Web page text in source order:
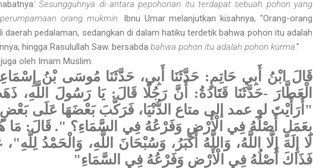
Sesungguhnya di antara pepohonan itu terdapat sebuah pohon yang
orang mukmin. Ibnu Umar melanjutkan kisahnya, "Orang-orang
pedalaman, sedangkan di dalam hatiku terdetik bahwa pohon itu adalah
hingga Rasulullah Saw. bersabda bahwa pohon itu adalah pohon kurma."
oleh Imam Muslim.
قَالَ ابْنُ أَبِي حَاتِمٍ: حَدَّثَنَا أَبِي، حَدَّثَنَا مُوسَى بْنُ
الْعَطَّارَ -حَدَّثَنَا قَتَادَةُ: أَنَّ رَجُلًا قَالَ: يَا رَسُولَ اللَّهِ،
"أَرَأَيْتَ لو عمد إلى متاع الدُّنْيَا، فَرَكَّبَ بَعْضَهَا عَلَى بَعْضٍ
بِعَمَلٍ أَصْلُهُ فِي الْأَرْضِ وَفَرْعُهُ فِي السَّمَاءِ؟ ". قَالَ: مَا
لَا إِلَهَ إِلَّا اللَّهُ، وَاللَّهُ أَكْبَرُ، وَسُبْحَانَ اللَّهِ، وَالْحَمْدُ
فَذَاكَ أَصْلُهُ فِي الْأَرْضِ وَفَرْعُهُ فِي السَّمَاءِ"